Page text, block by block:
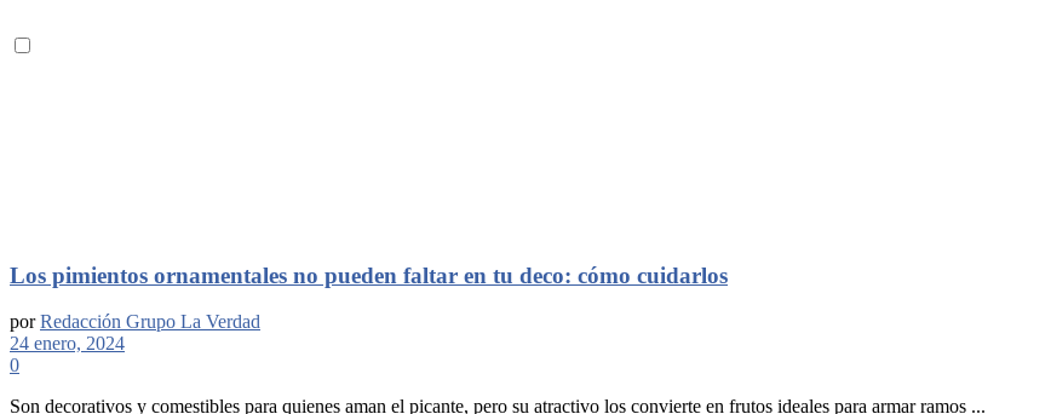
Los pimientos ornamentales no pueden faltar en tu deco: cómo cuidarlos
por Redacción Grupo La Verdad
24 enero, 2024
0
Son decorativos y comestibles para quienes aman el picante, pero su atractivo los convierte en frutos ideales para armar ramos ...